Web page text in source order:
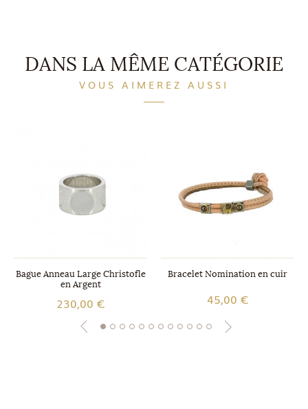
DANS LA MÊME CATÉGORIE
VOUS AIMEREZ AUSSI
Bague Anneau Large Christofle
en Argent
230,00 €
Bracelet Nomination en cuir
45,00 €